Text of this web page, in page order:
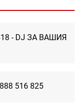
- DJ ЗА ВАШИЯ
516 825